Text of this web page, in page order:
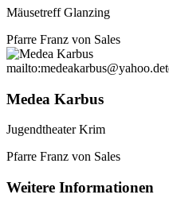
Mäusetreff Glanzing
Pfarre Franz von Sales
mailto:medeakarbus@yahoo.de
Medea Karbus
Jugendtheater Krim
Pfarre Franz von Sales
Weitere Informationen